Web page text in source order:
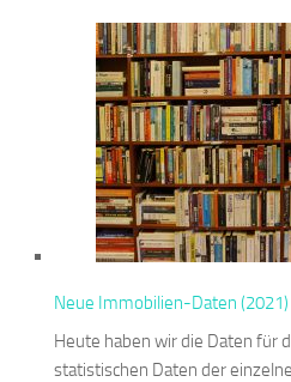
Neue Immobilien-Daten (2021)
Heute haben wir die Daten für
statistischen Daten der